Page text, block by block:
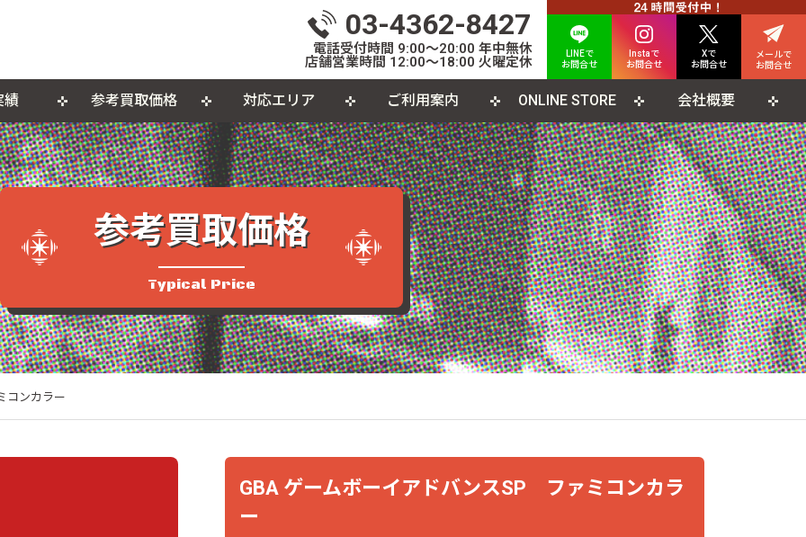
03-4362-8427
電話受付時間 9:00〜20:00 年中無休
店舗営業時間 12:00〜18:00 火曜定休
LINEで
お問合せ
Instaで
お問合せ
Xで
お問合せ
メールで
お問合せ
おもちゃ カード CD
カセットテープ パソコンソフト 書籍・雑誌
績 参考買取価格 対応エリア ご利用案内
て 出張買取について LINE査定について よくある質問
ONLINE STORE 会社概要
おしらせ 個人情報保護方針 利用規約
参考買取価格
Typical Price
コンカラー
GBA ゲームボーイアドバンスSP ファミコンカラ
ー